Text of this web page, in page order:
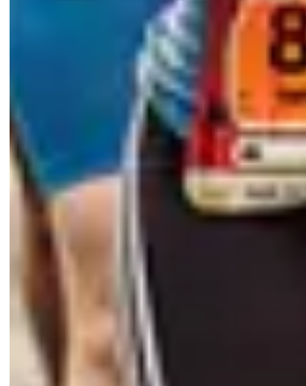
Samedi 25 mai 2024
Sports croisés et sports portés : des
ses performances et son entraînement
Samedi 15 juin 2024
Reprise de l’entraînement après 50
physique en avançant en âge.
Samedi 6 juillet 2024
La dimension mentale de la
autre sport qui utilise cette dimension